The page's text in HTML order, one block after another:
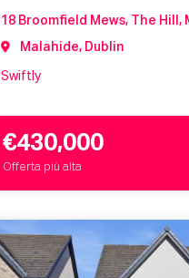
Malahide, Dublin
Swiftly
€430,000
Offerta più alta